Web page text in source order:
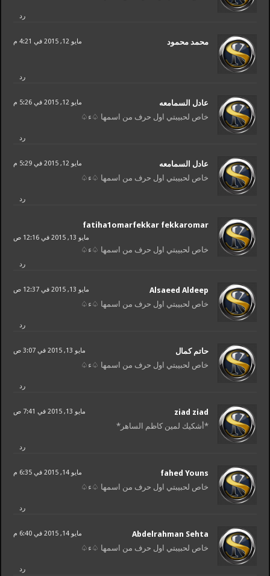
رد
محمد محمود مايو 12, 2015 في 4:21 م
رد
مايو 12, 2015 في 5:26 م
خاص لحبيبتي اول حرف من اسمها ♤ء♤
رد
مايو 12, 2015 في 5:29 م
خاص لحبيبتي اول حرف من اسمها ♤ء♤
رد
fatiha1omarfekkar fekkaromar
مايو 13, 2015 في 12:16 ص
خاص لحبيبتي اول حرف من اسمها ♤ء♤
رد
Alsaeed Aldeep مايو 13, 2015 في 12:37 ص
خاص لحبيبتي اول حرف من اسمها ♤ء♤
رد
‫حاتم كمال‬‎ مايو 13, 2015 في 3:07 ص
خاص لحبيبتي اول حرف من اسمها ♤ء♤
رد
ziad ziad مايو 13, 2015 في 7:41 ص
*أشكيك لمين كاظم الساهر*
رد
fahed Youns مايو 14, 2015 في 6:35 م
خاص لحبيبتي اول حرف من اسمها ♤ء♤
رد
Abdelrahman Sehta مايو 14, 2015 في 6:40 م
خاص لحبيبتي اول حرف من اسمها ♤ء♤
رد